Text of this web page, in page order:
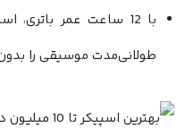
موسیقی را بدون نیاز به